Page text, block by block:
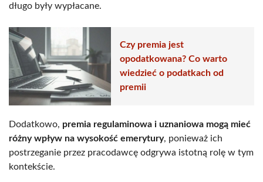
długo były wypłacane.
Czy premia jest
opodatkowana? Co warto
wiedzieć o podatkach od
premii
Dodatkowo, premia regulaminowa i uznaniowa mogą mieć
różny wpływ na wysokość emerytury, ponieważ ich
postrzeganie przez pracodawcę odgrywa istotną rolę w tym
kontekście.